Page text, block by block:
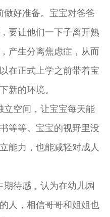
好准备。宝宝对爸爸
要让他们一下子离开熟
产生分离焦虑症，从而
在正式上学之前带着宝
新的环境。
空间，让宝宝每天能
等等。宝宝的视野里没
能力，也能减轻对成人
待感，认为在幼儿园
人，相信哥哥和姐姐也